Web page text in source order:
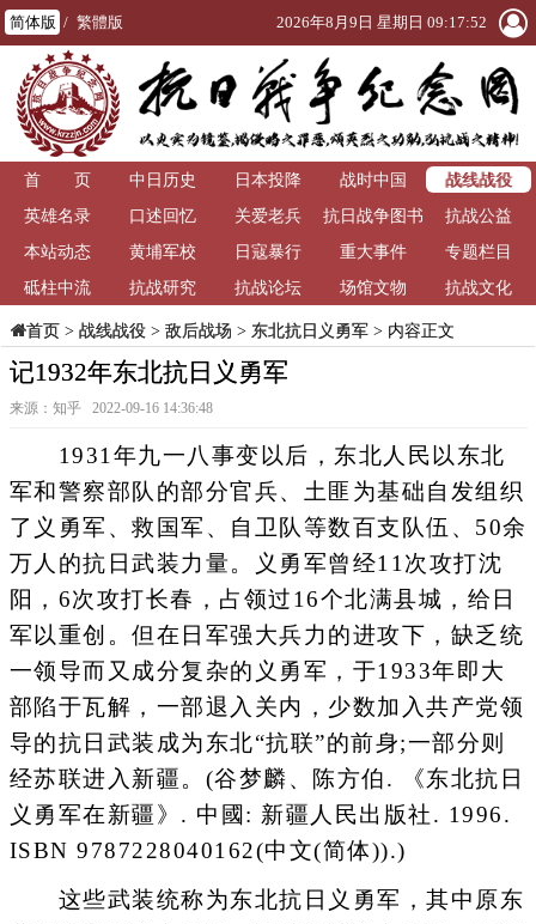
简体版 / 繁體版 2026年8月9日 星期日 09:17:52
首 页 中日历史 日本投降 战时中国
战线战役
英雄名录
口述回忆 关爱老兵
抗日战争图书
馆
抗战公益
本站动态
黄埔军校 日寇暴行 重大事件
专题栏目
砥柱中流
抗战研究 抗战论坛 场馆文物 抗战文化
首页> 战线战役> 敌后战场 > 东北抗日义勇军> 内容正文
记1932年东北抗日义勇军
来源：知乎 2022-09-16 14:36:48
1931年九一八事变以后，东北人民以东北
军和警察部队的部分官兵、土匪为基础自发组织
了义勇军、救国军、自卫队等数百支队伍、50余
万人的抗日武装力量。义勇军曾经11次攻打沈
阳，6次攻打长春，占领过16个北满县城，给日
军以重创。但在日军强大兵力的进攻下，缺乏统
一领导而又成分复杂的义勇军，于1933年即大
部陷于瓦解，一部退入关内，少数加入共产党领
导的抗日武装成为东北“抗联”的前身;一部分则
经苏联进入新疆。(谷梦麟、陈方伯. 《东北抗日
义勇军在新疆》. 中國: 新疆人民出版社. 1996.
ISBN 9787228040162(中文(简体)‎).)
这些武装统称为东北抗日义勇军，其中原东